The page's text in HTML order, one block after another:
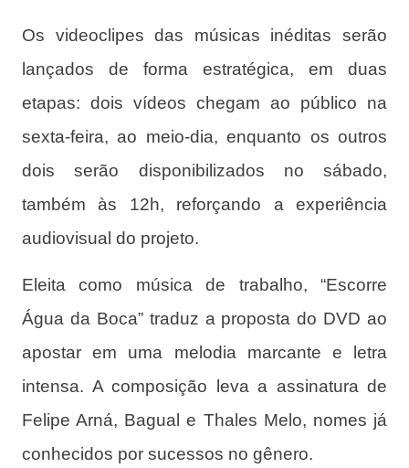
Os videoclipes das músicas inéditas serão
lançados de forma estratégica, em duas
etapas: dois vídeos chegam ao público na
sexta-feira, ao meio-dia, enquanto os outros
dois serão disponibilizados no sábado,
também às 12h, reforçando a experiência
audiovisual do projeto.
Eleita como música de trabalho, “Escorre
Água da Boca” traduz a proposta do DVD ao
apostar em uma melodia marcante e letra
intensa. A composição leva a assinatura de
Felipe Arná, Bagual e Thales Melo, nomes já
conhecidos por sucessos no gênero.